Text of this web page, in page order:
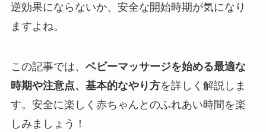
逆効果にならないか、安全な開始時期が気になり
ますよね。
この記事では、 ベビーマッサージを始める最適な
時期や注意点、基本的なやり方を詳しく解説しま
す。安全に楽しく赤ちゃんとのふれあい時間を楽
しみましょう！